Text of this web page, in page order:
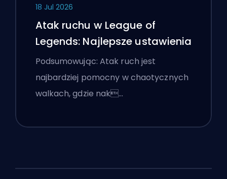
18 Jul 2026
Atak ruchu w League of
Legends: Najlepsze ustawienia
Podsumowując: Atak ruch jest
najbardziej pomocny w chaotycznych
walkach, gdzie nak…